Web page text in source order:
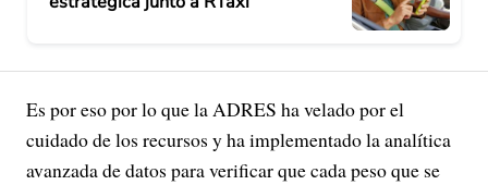
Es por eso por lo que la ADRES ha velado por el
cuidado de los recursos y ha implementado la analítica
avanzada de datos para verificar que cada peso que se